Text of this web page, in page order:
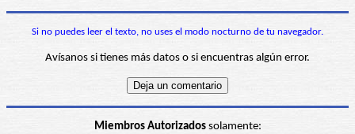
Si no puedes leer el texto, no uses el modo nocturno de tu navegador.
Avísanos si tienes más datos o si encuentras algún error.
Miembros Autorizadossolamente: